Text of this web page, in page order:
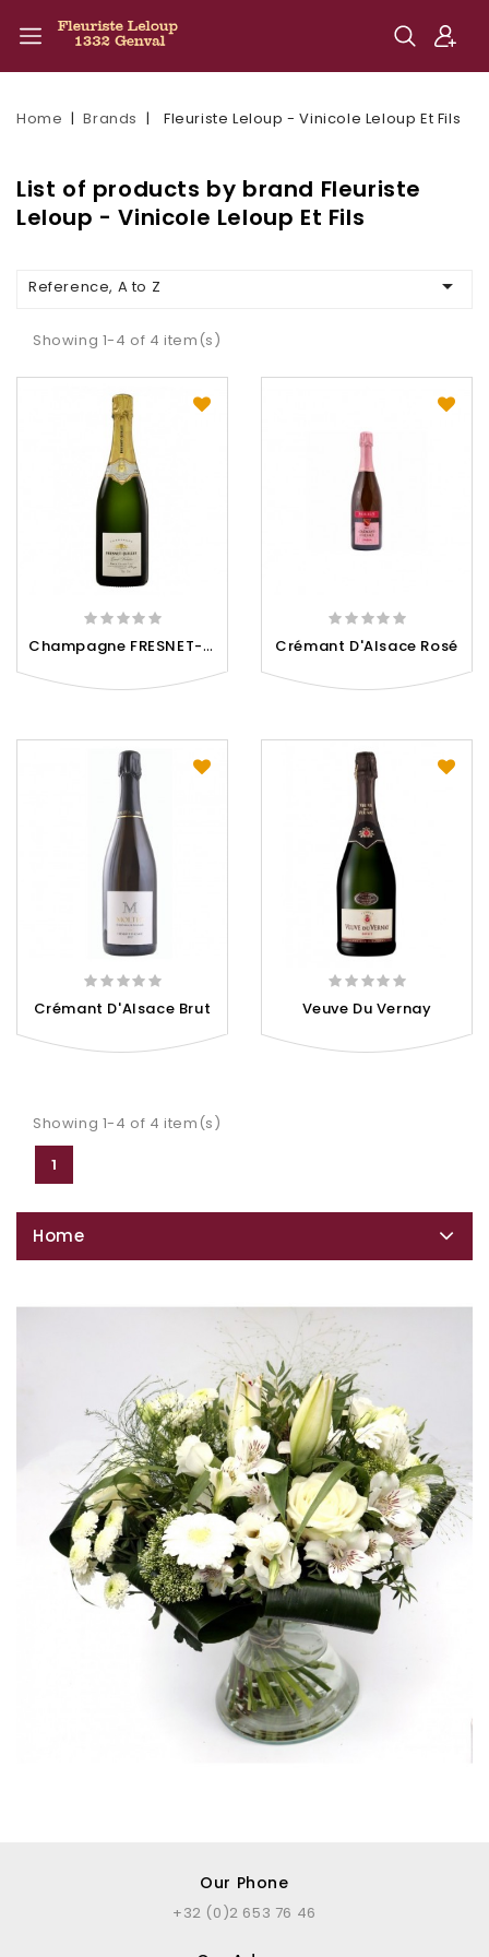
Home Brands Fleuriste Leloup - Vinicole Leloup Et Fils
List of products by brand Fleuriste
Leloup - Vinicole Leloup Et Fils
Reference, A to Z 
Showing 1-4 of 4 item(s)
C
Hampagne FRESNET-JUILLET Crémant D'Alsace Rosé
Crémant D'Alsace Brut Veuve Du Vernay
Showing 1-4 of 4 item(s)
1
Home
Our Phone
+32 (0)2 653 76 46